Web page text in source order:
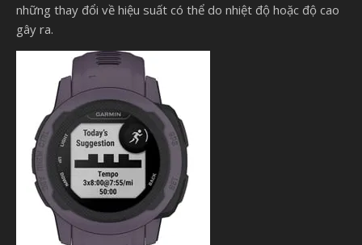
những thay đổi về hiệu suất có thể do nhiệt độ hoặc độ cao
gây ra.